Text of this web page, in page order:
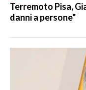
Terremoto Pisa,
danni a persone"